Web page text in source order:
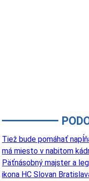
Tiež bude pomáhať
má miesto v nabitom
Päťnásobný majster a
ikona HC Slovan